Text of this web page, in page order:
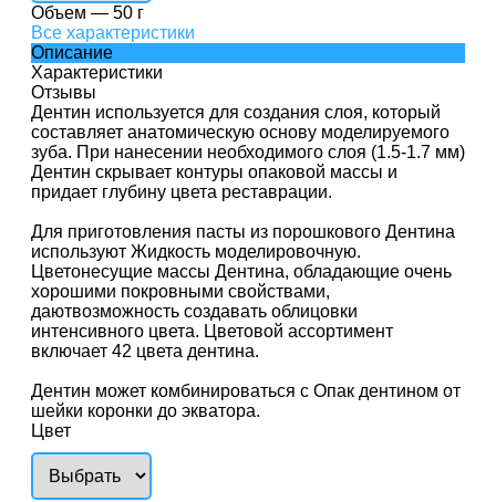
Объем — 50 г
Все характеристики
Описание
Характеристики
Отзывы
Дентин используется для создания слоя, который
составляет анатомическую основу моделируемого
зуба. При нанесении необходимого слоя (1.5-1.7 мм)
Дентин скрывает контуры опаковой массы и
придает глубину цвета реставрации.
Для приготовления пасты из порошкового Дентина
используют Жидкость моделировочную.
Цветонесущие массы Дентина, обладающие очень
хорошими покровными свойствами,
даютвозможность создавать облицовки
интенсивного цвета. Цветовой ассортимент
включает 42 цвета дентина.
Дентин может комбинироваться с Опак дентином от
шейки коронки до экватора.
Цвет